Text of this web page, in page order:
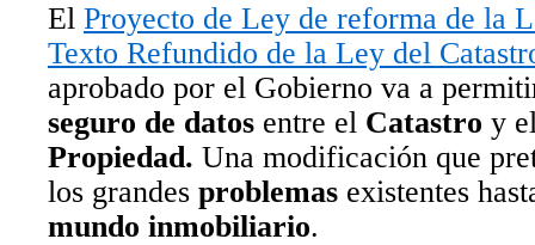
El Proyecto de Ley de reforma de la
Texto Refundido de la Ley del
aprobado por el Gobierno va a
seguro de datos entre el Catastro y
Propiedad. Una modificación que
los grandes problemas existentes
mundo inmobiliario.